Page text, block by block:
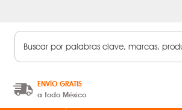
ENVÍO GRATIS
a todo México